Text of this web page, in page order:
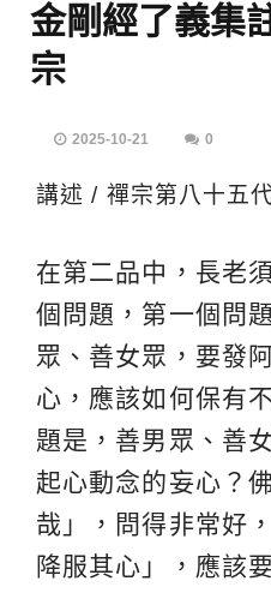
金剛經了義集
宗
2025-10-21 0
講述 / 禪宗第八十五
在第二品中，長老
個問題，第一個問
眾、善女眾，要發
心，應該如何保有
題是，善男眾、善
起心動念的妄心？
哉」，問得非常好
降服其心」，應該